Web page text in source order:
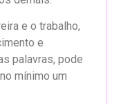
e o trabalho,
e
palavras, pode
mínimo um